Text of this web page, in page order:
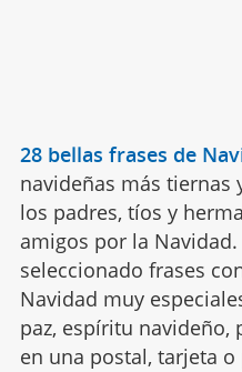
28 bellas frases de
navideñas más tiernas
los padres, tíos y
amigos por la
seleccionado frases
Navidad muy
paz, espíritu navideño,
en una postal, tarjeta